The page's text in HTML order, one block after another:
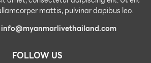
mattis, pulvinar dapibus leo.
FOLLOW US